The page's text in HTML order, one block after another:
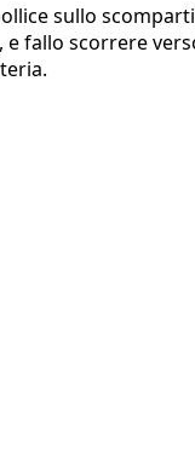
sullo
fallo scorrere